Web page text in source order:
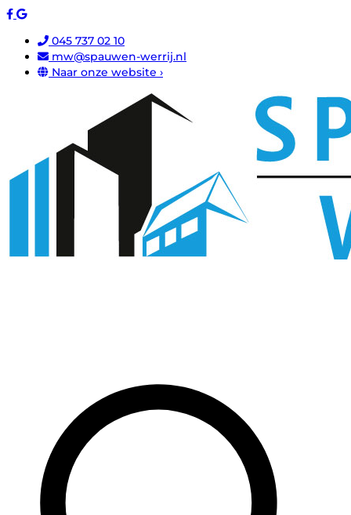
045 737 02 10
mw@spauwen-werrij.nl
Naar onze website ›